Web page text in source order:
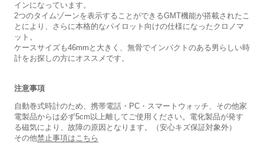
インになっています。
2つのタイムゾーンを表示することができるGMT機能が搭載されたこ
とにより、さらに本格的なパイロット向けの仕様になったクロノマ
ット。
ケースサイズも46mmと大きく、無骨でインパクトのある男らしい時
計をお探しの方にオススメです。
注意事項
自動巻式時計のため、携帯電話・PC・スマートウォッチ、その他家
電製品からは必ず5cm以上離してご使用ください。電化製品が発す
る磁気により、故障の原因となります。（安心キズ保証対象外）
その他禁止事項はこちら